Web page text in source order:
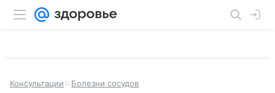
Консультации Болезни сосудов